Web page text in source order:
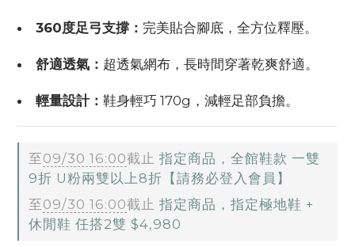
360度足弓支撐： 完美貼合腳底，全方位釋壓。
舒適透氣： 超透氣網布，長時間穿著乾爽舒適。
輕量設計： 鞋身輕巧 170g，減輕足部負擔。
至09/30 16:00截止 指定商品，全館鞋款 一雙
9折 U粉兩雙以上8折【請務必登入會員】
至09/30 16:00截止 指定商品，指定極地鞋 +
休閒鞋 任搭2雙 $4,980